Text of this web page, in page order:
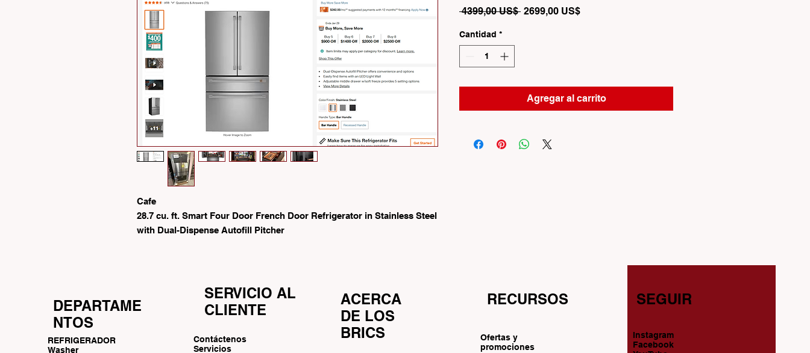
Cafe
28.7 cu. ft. Smart Four Door French Door Refrigerator in Stainless Steel
with Dual-Dispense Autofill Pitcher
4399,00 US$ Precio
2699,00 US$Precio
Cantidad *
Agregar al carrito
DEPARTAME
NTOS
REFRIGERADOR
Washer
SERVICIO AL
CLIENTE
Contáctenos
Servicios
ACERCA
DE LOS
BRICS
RECURSOS
Ofertas y
promociones
SEGUIR
Instagram
Facebook